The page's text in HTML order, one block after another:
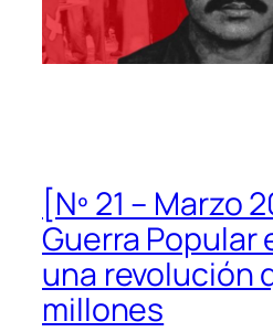
[Nº 21 – Marzo
Guerra Popular
una revolución
millones